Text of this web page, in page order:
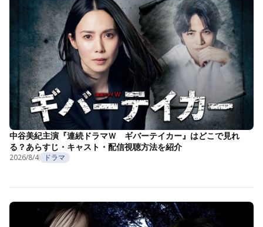
中谷美紀主演『連続ドラマＷ ギバーテイカー』はどこで見れ
る？あらすじ・キャスト・配信視聴方法を紹介
2026/8/4 ドラマ